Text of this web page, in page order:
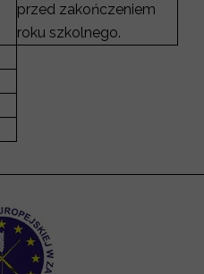
przed zakończeniem
roku szkolnego.